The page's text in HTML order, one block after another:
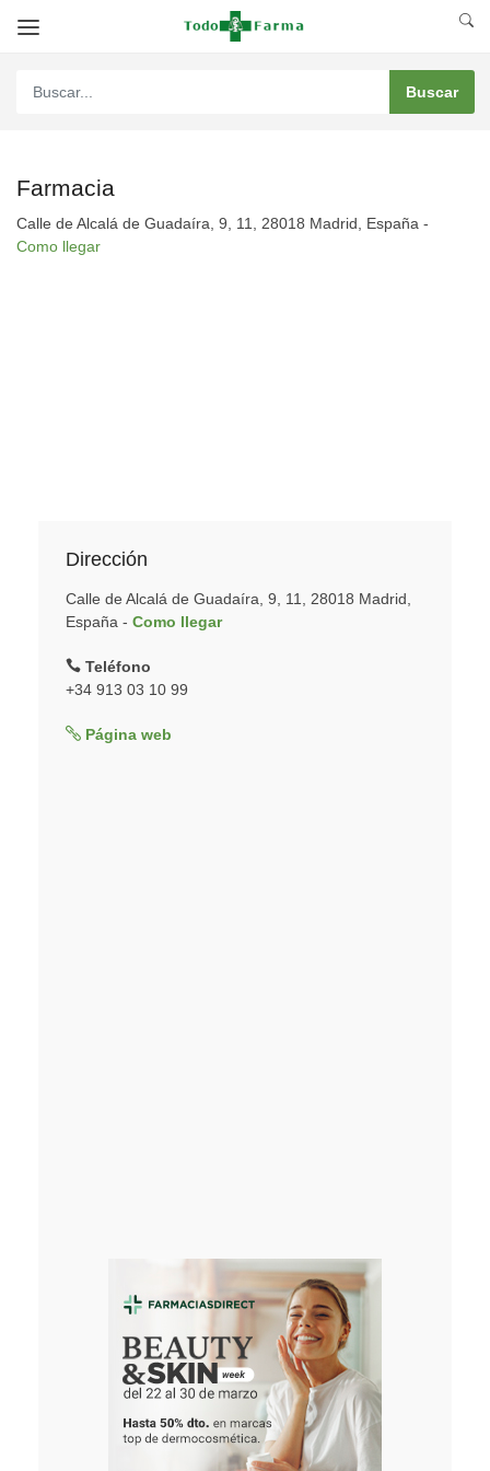
Farmacia
Calle de Alcalá de Guadaíra, 9, 11, 28018 Madrid, España -
Como llegar
Dirección
Calle de Alcalá de Guadaíra, 9, 11, 28018 Madrid,
España - Como llegar
Teléfono
+34 913 03 10 99
Página web